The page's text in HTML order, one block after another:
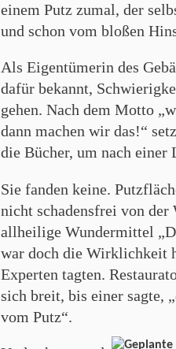
einem Putz zumal, der
und schon vom bloßen
Als Eigentümerin des
dafür bekannt,
gehen. Nach dem Motto
dann machen wir das!“
die Bücher, um nach einer
Sie fanden keine.
nicht schadensfrei von der
allheilige Wundermittel
war doch die Wirklichkeit
Experten tagten.
sich breit, bis einer sagte,
vom Putz“.